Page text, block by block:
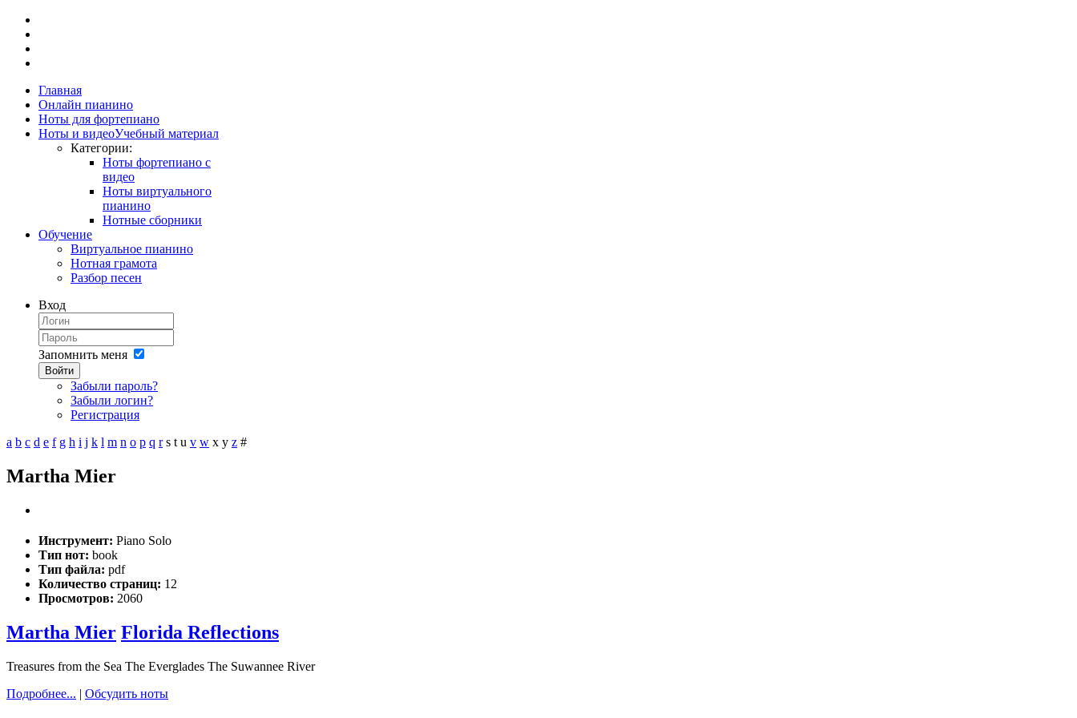
Главная
Онлайн пианино
Ноты для фортепиано
Ноты и видеоУчебный материал
Категории:
Ноты фортепиано с
видео
Ноты виртуального
пианино
Нотные сборники
Обучение
Виртуальное пианино
Нотная грамота
Разбор песен
Вход
Запомнить меня
Войти
Забыли пароль?
Забыли логин?
Регистрация
a b c d e f g h i j k l m n o p q r s t u v w x y z #
Martha Mier
Инструмент: Piano Solo
Тип нот: book
Тип файла: pdf
Количество страниц: 12
Просмотров: 2060
Martha Mier Florida Reflections
Treasures from the Sea The Everglades The Suwannee River
Подробнее... | Обсудить ноты